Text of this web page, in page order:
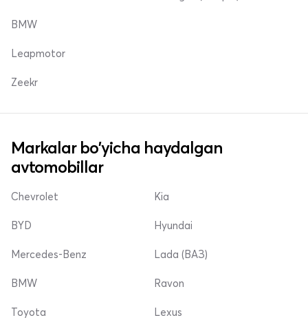
BMW
Leapmotor
Zeekr
Markalar bo'yicha haydalgan
avtomobillar
Chevrolet
BYD
Mercedes-Benz
Kia
Hyundai
Lada (ВАЗ)
BMW
Toyota
Ravon
Lexus